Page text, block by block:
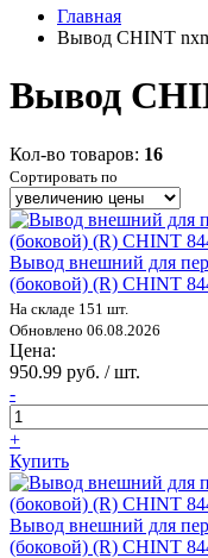
Главная
Вывод CHINT
Вывод
Кол-во товаров: 16
Сортировать по
Вывод внешний для
(боковой) (R) CHINT
На складе 151 шт.
Обновлено 06.08.2026
Цена:
950.99 руб. / шт.
-
+
Купить
Вывод внешний для
(боковой) (R) CHINT